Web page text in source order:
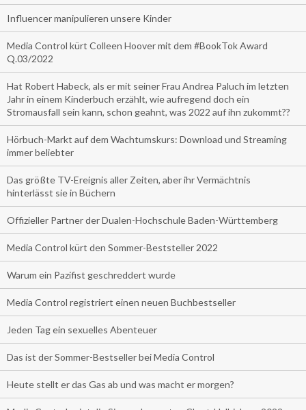
Influencer manipulieren unsere Kinder
Media Control kürt Colleen Hoover mit dem #BookTok Award
Q.03/2022
Hat Robert Habeck, als er mit seiner Frau Andrea Paluch im letzten
Jahr in einem Kinderbuch erzählt, wie aufregend doch ein
Stromausfall sein kann, schon geahnt, was 2022 auf ihn zukommt??
Hörbuch-Markt auf dem Wachtumskurs: Download und Streaming
immer beliebter
Das größte TV-Ereignis aller Zeiten, aber ihr Vermächtnis
hinterlässt sie in Büchern
Offizieller Partner der Dualen-Hochschule Baden-Württemberg
Media Control kürt den Sommer-Beststeller 2022
Warum ein Pazifist geschreddert wurde
Media Control registriert einen neuen Buchbestseller
Jeden Tag ein sexuelles Abenteuer
Das ist der Sommer-Bestseller bei Media Control
Heute stellt er das Gas ab und was macht er morgen?